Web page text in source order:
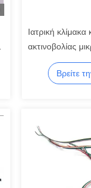
Ιατρική
ακτινοβολίας
20kg 25kg
Βρείτε